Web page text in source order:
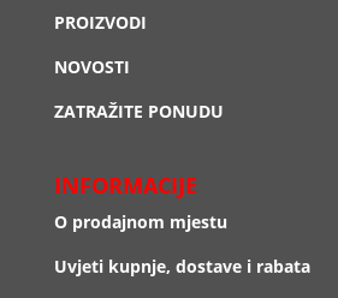
PROIZVODI
NOVOSTI
ZATRAŽITE PONUDU
INFORMACIJE
O prodajnom mjestu
Uvjeti kupnje, dostave i rabata